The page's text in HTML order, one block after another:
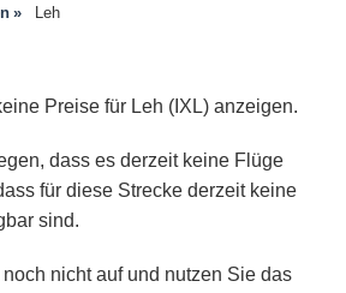
Leh
Preise für Leh (IXL) anzeigen.
dass es derzeit keine Flüge
für diese Strecke derzeit keine
sind.
nicht auf und nutzen Sie das